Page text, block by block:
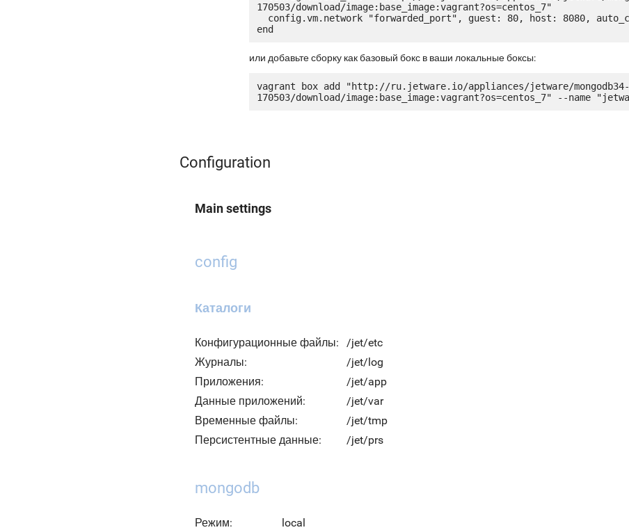
170503/download/image:base_image:vagrant?os=centos_7"
или добавьте сборку как базовый бокс в ваши локальные боксы:
vagrant box add "http://ru.jetware.io/appliances/jetware/mongodb34-
Configuration
Main settings
config
Каталоги
Конфигурационные файлы:
/jet/etc
Журналы:
/jet/log
Приложения:
/jet/app
Данные приложений:
/jet/var
Временные файлы:
/jet/tmp
Персистентные данные:
/jet/prs
mongodb
Режим:
local